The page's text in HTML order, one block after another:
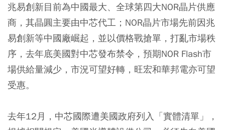
兆易創新目前為中國最大、全球第四大NOR晶片供應
商，其晶圓主要由中芯代工；NOR晶片市場先前因兆
易創新等中國廠崛起，並以價格戰搶單，打亂市場秩
序，去年底美國對中芯發布禁令，預期NOR Flash市
場供給量減少，市況可望好轉，旺宏和華邦電亦可望
受惠。
去年12月，中芯國際遭美國政府列入「實體清單」，